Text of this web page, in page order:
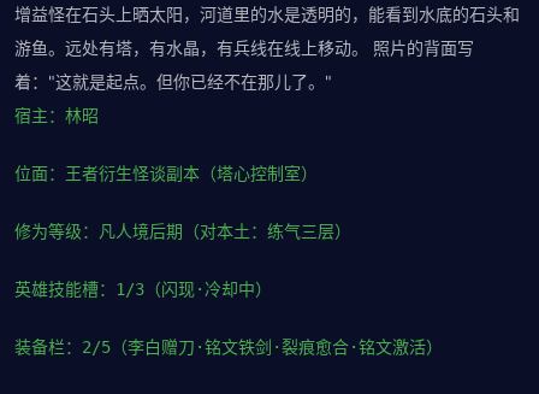
增益怪在石头上晒太阳，河道里的水是透明的，能看到水底的石头和
游鱼。远处有塔，有水晶，有兵线在线上移动。 照片的背面写
着："这就是起点。但你已经不在那儿了。"
宿主：林昭
位面：王者衍生怪谈副本（塔心控制室）
修为等级：凡人境后期（对本土：练气三层）
英雄技能槽：1/3（闪现·冷却中）
装备栏：2/5（李白赠刀·铭文铁剑·裂痕愈合·铭文激活）